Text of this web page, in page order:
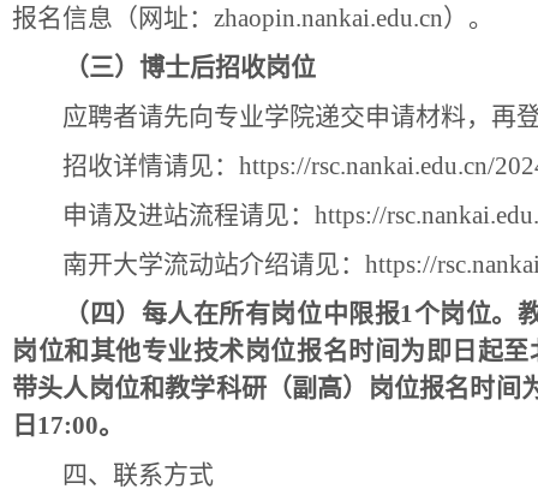
报名信息（网址： zhaopin.nankai.edu.cn）。
（三）博士后招收岗位
应聘者请先向专业学院递交申请材料，再
招收详情请见： https://rsc.nankai.edu.cn/
申请及进站流程请见： https://
南开大学流动站介绍请见： https://
（四）每人在所有岗位中限报1个岗位。
岗位和其他专业技术岗位报名时间为即日起
带头人岗位和教学科研（副高）岗位报名时间
日17:00。
四、联系方式